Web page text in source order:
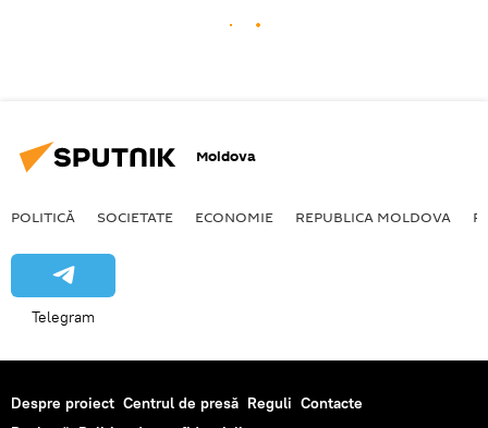
Moldova
POLITICĂ SOCIETATE ECONOMIE REPUBLICA MOLDOVA
Telegram
Despre proiect Centrul de presă Reguli Contacte